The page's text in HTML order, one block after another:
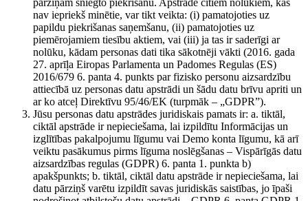
pārziņam sniegto piekrišanu. Apstrāde citiem nolūkiem, kas
nav iepriekš minētie, var tikt veikta: (i) pamatojoties uz
papildu piekrišanas saņemšanu, (ii) pamatojoties uz
piemērojamiem tiesību aktiem, vai (iii) ja tas ir saderīgi ar
nolūku, kādam personas dati tika sākotnēji vākti (2016. gada
27. aprīļa Eiropas Parlamenta un Padomes Regulas (ES)
2016/679 6. panta 4. punkts par fizisko personu aizsardzību
attiecībā uz personas datu apstrādi un šādu datu brīvu apriti un
ar ko atceļ Direktīvu 95/46/EK (turpmāk – „GDPR”).
Jūsu personas datu apstrādes juridiskais pamats ir: a. tiktāl,
ciktāl apstrāde ir nepieciešama, lai izpildītu Informācijas un
izglītības pakalpojumu līgumu vai Demo konta līgumu, kā arī
veiktu pasākumus pirms līguma noslēgšanas – Vispārīgās datu
aizsardzības regulas (GDPR) 6. panta 1. punkta b)
apakšpunkts; b. tiktāl, ciktāl datu apstrāde ir nepieciešama, lai
datu pārziņš varētu izpildīt savas juridiskās saistības, jo īpaši